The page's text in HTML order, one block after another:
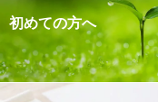
初めての方へ